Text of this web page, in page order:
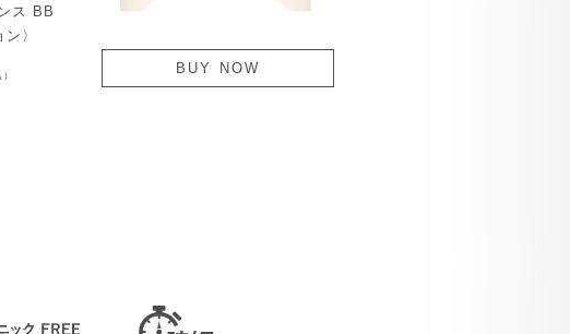
ス BB
〉
BUY NOW